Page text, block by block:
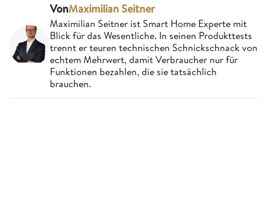
VonMaximilian Seitner
Maximilian Seitner ist Smart Home Experte mit
Blick für das Wesentliche. In seinen Produkttests
trennt er teuren technischen Schnickschnack von
echtem Mehrwert, damit Verbraucher nur für
Funktionen bezahlen, die sie tatsächlich
brauchen.